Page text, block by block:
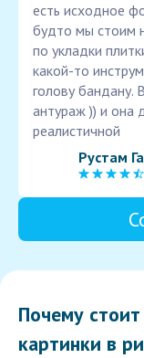
есть исходное
будто мы стоим
по укладки
какой-то
голову
антураж )) и она
реалистичной
Рустам
Почему
картинки в